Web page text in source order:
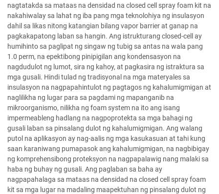
nagtatakda sa mataas na densidad na closed cell spray foam kit na
nakahiwalay sa lahat ng iba pang mga teknolohiya ng insulasyon
dahil sa likas nitong katangian bilang vapor barrier at ganap na
pagkakapatong laban sa hangin. Ang istrukturang closed-cell ay
humihinto sa paglipat ng singaw ng tubig sa antas na wala pang
1.0 perm, na epektibong pinipigilan ang kondensasyon na
nagdudulot ng lumot, sira ng kahoy, at pagkasira ng istraktura sa
mga gusali. Hindi tulad ng tradisyonal na mga materyales sa
insulasyon na nagpapahintulot ng pagtagos ng kahalumigmigan at
naglilikha ng lugar para sa pagdami ng mapanganib na
mikroorganismo, nilikha ng foam system na ito ang isang
impermeableng hadlang na nagpoprotekta sa mga bahagi ng
gusali laban sa pinsalang dulot ng kahalumigmigan. Ang walang
putol na aplikasyon ay nag-aalis ng mga kasukasuan at tahi kung
saan karaniwang pumapasok ang kahalumigmigan, na nagbibigay
ng komprehensibong proteksyon na nagpapalawig nang malaki sa
haba ng buhay ng gusali. Ang paglaban sa baha ay
nagpapahalaga sa mataas na densidad na closed cell spray foam
kit sa mga lugar na madaling maapektuhan ng pinsalang dulot ng